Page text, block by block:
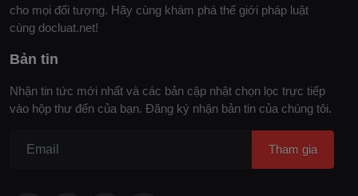
cho mọi đối tượng. Hãy cùng khám phá thế giới pháp luật
cùng docluat.net!
Bản tin
Nhận tin tức mới nhất và các bản cập nhật chọn lọc trực tiếp
vào hộp thư đến của bạn. Đăng ký nhận bản tin của chúng tôi.
Tham gia